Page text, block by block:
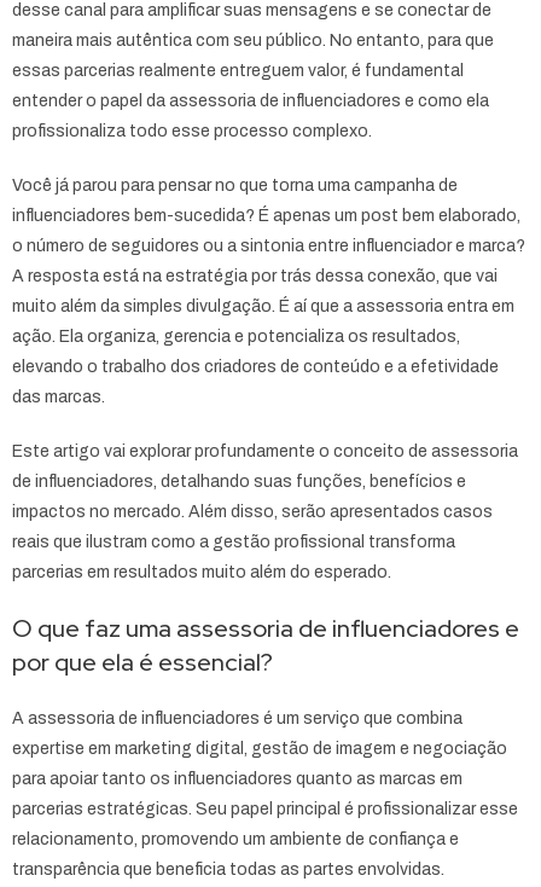
desse canal para amplificar suas mensagens e se conectar de
maneira mais autêntica com seu público. No entanto, para que
essas parcerias realmente entreguem valor, é fundamental
entender o papel da assessoria de influenciadores e como ela
profissionaliza todo esse processo complexo.
Você já parou para pensar no que torna uma campanha de
influenciadores bem-sucedida? É apenas um post bem elaborado,
o número de seguidores ou a sintonia entre influenciador e marca?
A resposta está na estratégia por trás dessa conexão, que vai
muito além da simples divulgação. É aí que a assessoria entra em
ação. Ela organiza, gerencia e potencializa os resultados,
elevando o trabalho dos criadores de conteúdo e a efetividade
das marcas.
Este artigo vai explorar profundamente o conceito de assessoria
de influenciadores, detalhando suas funções, benefícios e
impactos no mercado. Além disso, serão apresentados casos
reais que ilustram como a gestão profissional transforma
parcerias em resultados muito além do esperado.
O que faz uma assessoria de influenciadores e
por que ela é essencial?
A assessoria de influenciadores é um serviço que combina
expertise em marketing digital, gestão de imagem e negociação
para apoiar tanto os influenciadores quanto as marcas em
parcerias estratégicas. Seu papel principal é profissionalizar esse
relacionamento, promovendo um ambiente de confiança e
transparência que beneficia todas as partes envolvidas.